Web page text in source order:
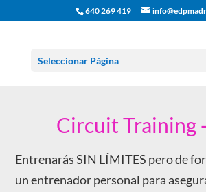
640 269 419
Seleccionar Página
Circuit Training
Entrenarás SIN LÍMITES pero de
un entrenador personal para